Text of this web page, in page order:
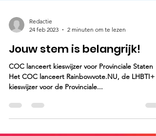
24 feb 2023
2 minuten om te lezen
Jouw stem is belangrijk!
COC lanceert kieswijzer voor Provinciale Staten
kieswijzer voor de Provinciale...